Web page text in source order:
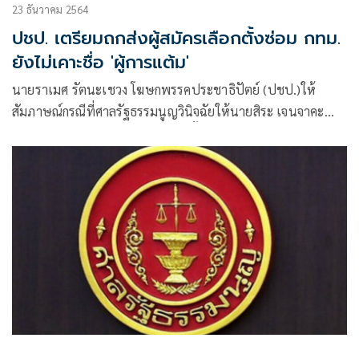
23 ธันวาคม 2564
ปชป. เตรียมถกส่งผู้สมัครเลือกตั้งซ่อม กทม.
ยังไม่เคาะชื่อ 'ผู้การแต้ม'
นายราเมศ รัตนะเชวง โฆษกพรรคประชาธิปัตย์ (ปชป.)ให้
สัมภาษณ์กรณีที่ศาลรัฐธรรมนูญวินิจฉัยให้นายสิระ เจนจาคะ